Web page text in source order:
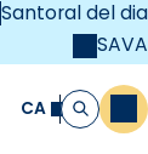
Santoral del dia
SAVA
CA Cerca